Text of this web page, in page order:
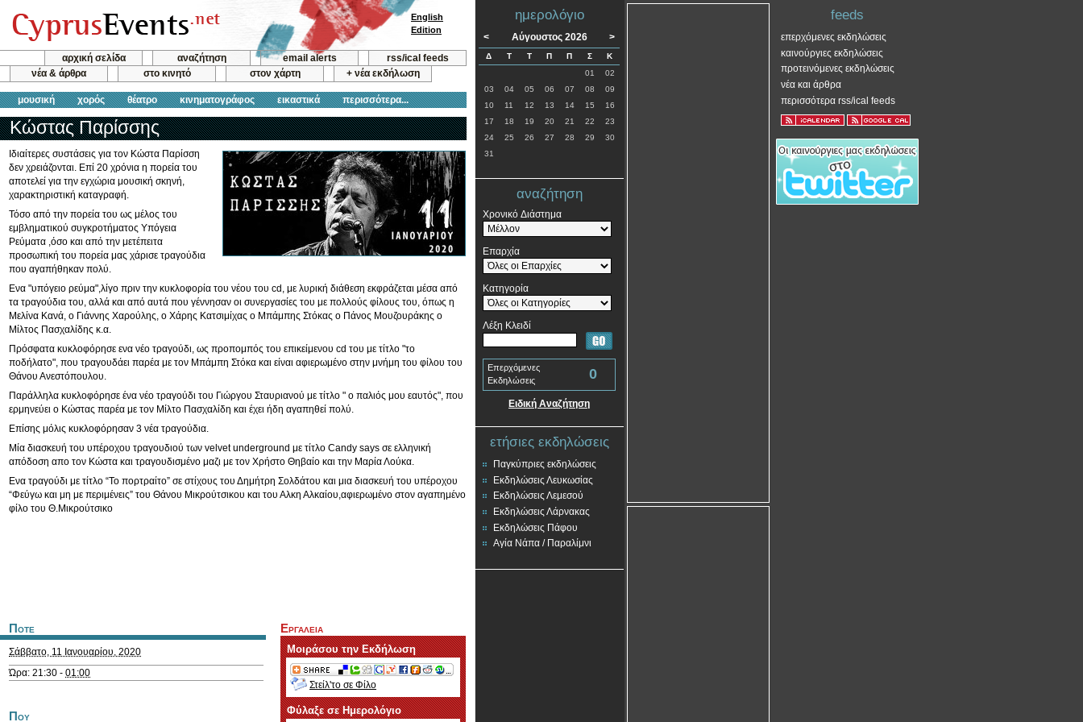
αρχική σελίδα αναζήτηση email alerts
rss/ical feeds
νέα & άρθρα
στο κινητό στον χάρτη + νέα εκδήλωση
μουσική χορός θέατρο κινηματογράφος εικαστικά περισσότερα...
English
Edition
Κώστας Παρίσσης
Ιδιαίτερες συστάσεις για τον Κώστα Παρίσση
δεν χρειάζονται. Επί 20 χρόνια η πορεία του
αποτελεί για την εγχώρια μουσική σκηνή,
χαρακτηριστική καταγραφή.
Τόσο από την πορεία του ως μέλος του
εμβληματικού συγκροτήματος Υπόγεια
Ρεύματα ,όσο και από την μετέπειτα
προσωπική του πορεία μας χάρισε τραγούδια
που αγαπήθηκαν πολύ.
Ενα "υπόγειο ρεύμα",λίγο πριν την κυκλοφορία του νέου του cd, με λυρική διάθεση εκφράζεται μέσα από
τα τραγούδια του, αλλά και από αυτά που γέννησαν οι συνεργασίες του με πολλούς φίλους του, όπως η
Μελίνα Κανά, ο Γιάννης Χαρούλης, ο Χάρης Κατσιμίχας ο Μπάμπης Στόκας ο Πάνος Μουζουράκης ο
Μίλτος Πασχαλίδης κ.α.
Πρόσφατα κυκλοφόρησε ενα νέο τραγούδι, ως προπομπός του επικείμενου cd του με τίτλο "το
ποδήλατο", που τραγουδάει παρέα με τον Μπάμπη Στόκα και είναι αφιερωμένο στην μνήμη του φίλου του
Θάνου Ανεστόπουλου.
Παράλληλα κυκλοφόρησε ένα νέο τραγούδι του Γιώργου Σταυριανού με τίτλο " ο παλιός μου εαυτός", που
ερμηνεύει ο Κώστας παρέα με τον Μίλτο Πασχαλίδη και έχει ήδη αγαπηθεί πολύ.
Επίσης μόλις κυκλοφόρησαν 3 νέα τραγούδια.
Μία διασκευή του υπέροχου τραγουδιού των velvet underground με τίτλο Candy says σε ελληνική
απόδοση απο τον Κώστα και τραγουδισμένο μαζι με τον Χρήστο Θηβαίο και την Μαρία Λούκα.
Ενα τραγούδι με τίτλο “Το πορτραίτο” σε στίχους του Δημήτρη Σολδάτου και μια διασκευή του υπέροχου
“Φεύγω και μη με περιμένεις” του Θάνου Μικρούτσικου και του Αλκη Αλκαίου,αφιερωμένο στον αγαπημένο
φίλο του Θ.Μικρούτσικο
Ποτε
Σάββατο, 11 Ιανουαρίου, 2020
Ώρα: 21:30 - 01:00
Που
Εργαλεια
Μοιράσου την Εκδήλωση
Στείλ'το σε Φίλο
Φύλαξε σε Ημερολόγιο
ημερολόγιο
< Αύγουστος 2026 >
Δ Τ Τ Π Π Σ
Κ
01
02
03
04 05 06 07 08
09
10
11 12 13 14 15
16
17
18 19 20 21 22
23
24
25 26 27 28 29
30
31
αναζήτηση
Χρονικό Διάστημα
Επαρχία
Κατηγορία
Λέξη Κλειδί
Επερχόμενες
Εκδηλώσεις
0
Ειδική Αναζήτηση
ετήσιες εκδηλώσεις
Παγκύπριες εκδηλώσεις
Εκδηλώσεις Λευκωσίας
Εκδηλώσεις Λεμεσού
Εκδηλώσεις Λάρνακας
Εκδηλώσεις Πάφου
Αγία Νάπα / Παραλίμνι
feeds
επερχόμενες εκδηλώσεις
καινούργιες εκδηλώσεις
προτεινόμενες εκδηλώσεις
νέα και άρθρα
περισσότερα rss/ical feeds